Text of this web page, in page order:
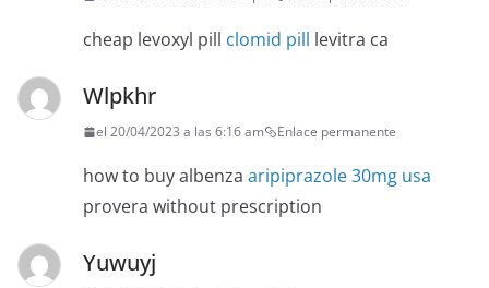
cheap levoxyl pill clomid pill levitra ca
Wlpkhr
el 20/04/2023 a las 6:16 am Enlace permanente
how to buy albenza aripiprazole 30mg usa
provera without prescription
Yuwuyj